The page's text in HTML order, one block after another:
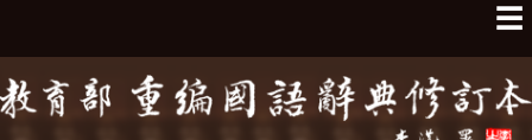
☰